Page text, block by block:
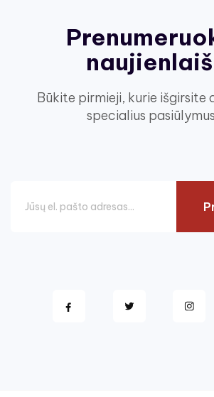
Būkite pirmieji, kurie išgirsite
specialius